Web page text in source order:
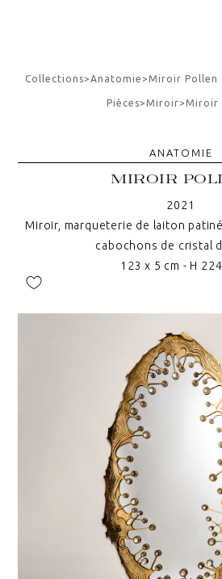
Collections>Anatomie>Miroir Pollen
Pièces>Miroir>Miroir
ANATOMIE
MIROIR
2021
Miroir, marqueterie de laiton
cabochons de cristal
123 x 5 cm - H